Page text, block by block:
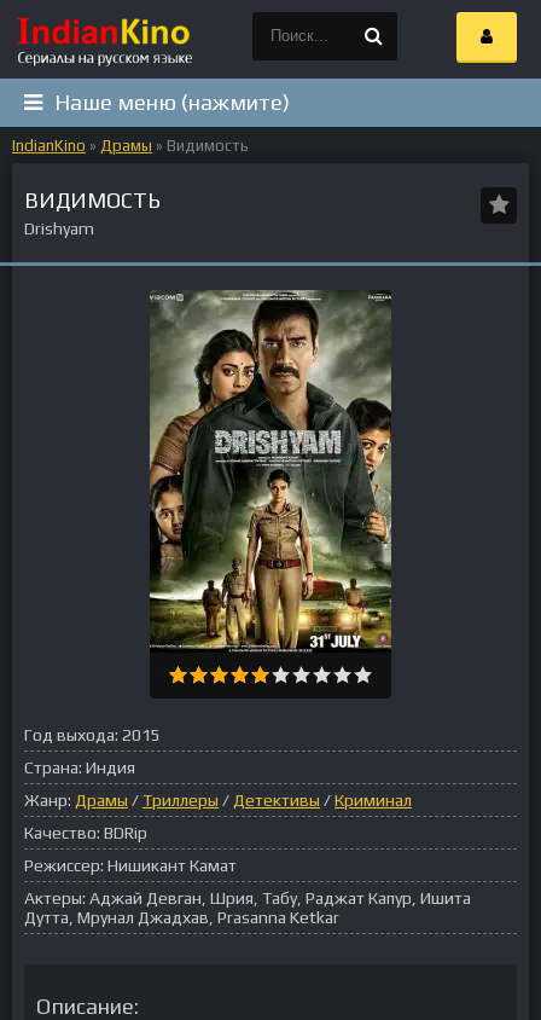
Наше меню (нажмите)
IndianKino » Драмы » Видимость
ВИДИМОСТЬ
Drishyam
Год выхода: 2015
Страна: Индия
Жанр: Драмы /Триллеры / Детективы /Криминал
Качество: BDRip
Режиссер: Нишикант Камат
Актеры: Аджай Девган, Шрия, Табу, Раджат Капур, Ишита
Дутта, Мрунал Джадхав, Prasanna Ketkar
Описание: